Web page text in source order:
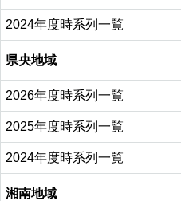
2024年度時系列一覧
県央地域
2026年度時系列一覧
2025年度時系列一覧
2024年度時系列一覧
湘南地域